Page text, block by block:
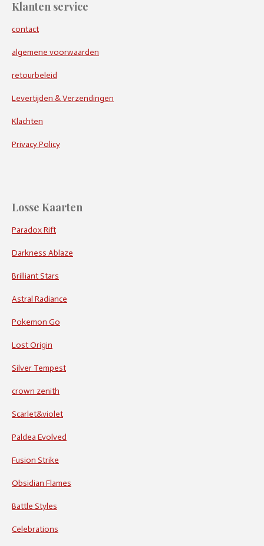
Klanten service
contact
algemene voorwaarden
retourbeleid
Levertijden & Verzendingen
Klachten
Privacy Policy
Losse Kaarten
Paradox Rift
Darkness Ablaze
Brilliant Stars
Astral Radiance
Pokemon Go
Lost Origin
Silver Tempest
crown zenith
Scarlet&violet
Paldea Evolved
Fusion Strike
Obsidian Flames
Battle Styles
Celebrations